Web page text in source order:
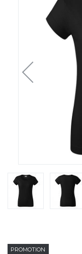
& GOODIES
MAISON
RESPONSABLE
ROADSHOWS,
MARQUES & CERTIFICATS
TECHNIQUES
PROMOTION